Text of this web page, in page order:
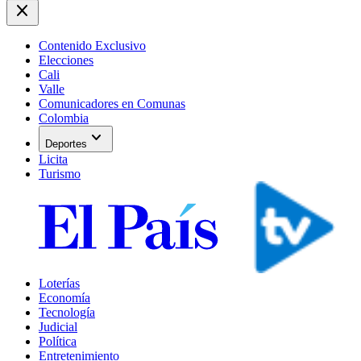
close
Contenido Exclusivo
Elecciones
Cali
Valle
Comunicadores en Comunas
Colombia
Deportes expand_more
Licita
Turismo
Loterías
Economía
Tecnología
Judicial
Política
Entretenimiento